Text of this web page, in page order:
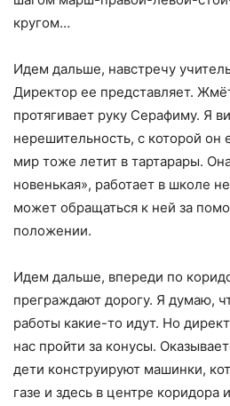
кругом…
Идем дальше, навстречу
Директор ее представляет.
протягивает руку Серафиму. Я
нерешительность, с которой он
мир тоже летит в тартарары.
новенькая», работает в школе
может обращаться к ней за
положении.
Идем дальше, впереди по
преграждают дорогу. Я думаю,
работы какие-то идут. Но
нас пройти за конусы.
дети конструируют машинки,
газе и здесь в центре коридора